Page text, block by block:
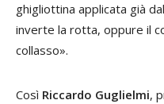
ghigliottina applicata già
inverte la rotta, oppure il
collasso».
Così Riccardo Guglielmi,